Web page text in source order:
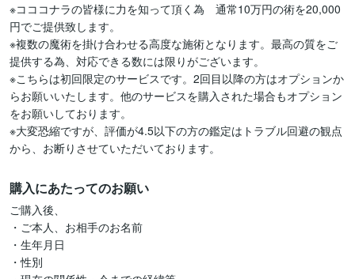
※コココナラの皆様に力を知って頂く為　通常10万円の術を20,000
円でご提供致します。
※複数の魔術を掛け合わせる高度な施術となります。最高の質をご
提供する為、対応できる数には限りがございます。
※こちらは初回限定のサービスです。2回目以降の方はオプションか
らお願いいたします。他のサービスを購入された場合もオプション
をお願いしております。
※大変恐縮ですが、評価が4.5以下の方の鑑定はトラブル回避の観点
から、お断りさせていただいております。
購入にあたってのお願い
ご購入後、
・ご本人、お相手のお名前
・生年月日
・性別